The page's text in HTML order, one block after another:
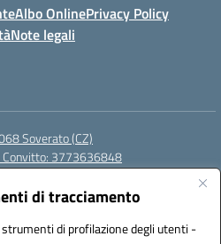
di tracciamento
di profilazione degli utenti -
Albo OnlinePrivacy Policy
Note legali
Soverato (CZ)
3773636848
czrh04000q@pec.istruzione.it